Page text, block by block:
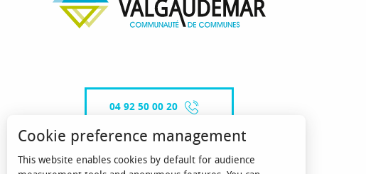
04 92 50 00 20
CONTACT-US
Cookie preference management
This website enables cookies by default for audience